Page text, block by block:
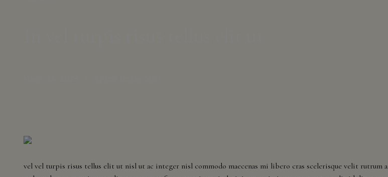
vel vel turpis risus tellus elit ut nisl ut ac integer nisl commodo maecenas mi libero cras scelerisque velit rutrum